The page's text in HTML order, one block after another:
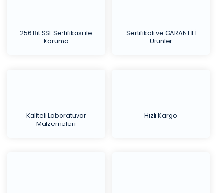
256 Bit SSL Sertifikası ile
Koruma
Sertifikalı ve GARANTİLİ
Ürünler
Kaliteli Laboratuvar
Malzemeleri
Hızlı Kargo